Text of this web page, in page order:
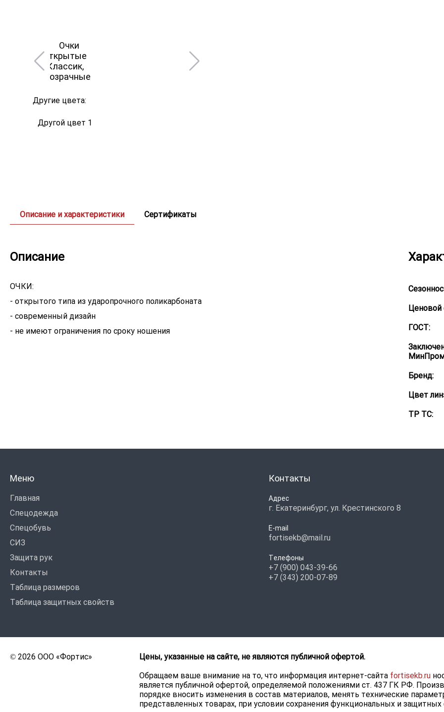
Другие цвета:
Другой цвет 1
Описание и характеристики Сертификаты
Описание
ОЧКИ:
- открытого типа из ударопрочного поликарбоната
- современный дизайн
- не имеют ограничения по сроку ношения
Ценовой
ГОСТ:
Бренд:
Цвет
ТР ТС:
Меню
Главная
Спецодежда
Спецобувь
СИЗ
Защита рук
Контакты
Таблица размеров
Таблица защитных свойств
Контакты
Адрес
г. Екатеринбург, ул. Крестинского 8
E-mail
fortisekb@mail.ru
Телефоны
+7 (900) 043-39-66
+7 (343) 200-07-89
© 2026 ООО «Фортис»
Цены, указанные на сайте, не являются публичной офертой.
Обращаем ваше внимание на то, что информация интернет-сайта fortisekb.ru
является публичной офертой, определяемой положениями ст. 437 ГК РФ.
порядке вносить изменения в состав материалов, менять технические
представленных товарах, при условии сохранения функциональных и защитных